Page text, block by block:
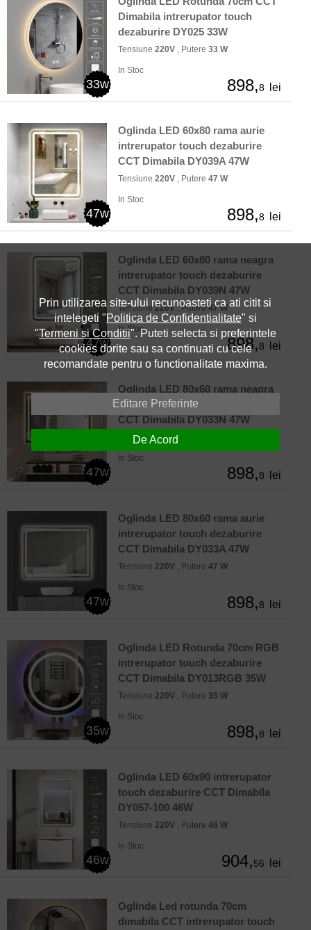
33w
Dimabila intrerupator touch
dezaburire DY025 33W
Tensiune 220V , Putere 33 W
In Stoc
898,8 lei
47w
Oglinda LED 60x80 rama aurie
intrerupator touch dezaburire
CCT Dimabila DY039A 47W
Tensiune 220V , Putere 47 W
In Stoc
898,8 lei
47w
Oglinda LED 60x80 rama neagra
intrerupator touch dezaburire
CCT Dimabila DY039N 47W
Tensiune220V , Putere47 W
In Stoc
898,8 lei
47w
Oglinda LED 80x60 rama neagra
intrerupator touch dezaburire
CCT Dimabila DY033N 47W
Tensiune220V, Putere
In Stoc
898,8 lei
47w
Oglinda LED 80x60 rama aurie
intrerupator touch dezaburire
CCT Dimabila DY033A 47W
Tensiune 220V , Putere 47 W
In Stoc
898,8 lei
35w
Oglinda LED Rotunda 70cm RGB
intrerupator touch dezaburire
CCT Dimabila DY013RGB 35W
Tensiune 220V , Putere 35 W
In Stoc
898,8 lei
46w
Oglinda LED 60x90 intrerupator
touch dezaburire CCT Dimabila
DY057-100 46W
Tensiune 220V , Putere 46 W
In Stoc
904,56 lei
Oglinda Led rotunda 70cm
dimabila CCT intrerupator touch
Prin utilizarea site-ului recunoasteti ca ati citit si
intelegeti "Politica de Confidentialitate" si
"Termeni si Conditii". Puteti selecta si preferintele
cookies dorite sau sa continuati cu cele
recomandate pentru o functionalitate maxima.
Editare Preferinte
De Acord